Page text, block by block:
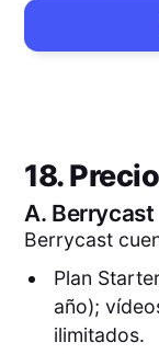
18.
A. Berrycast
Berrycast
Plan
año);
ilimitados.